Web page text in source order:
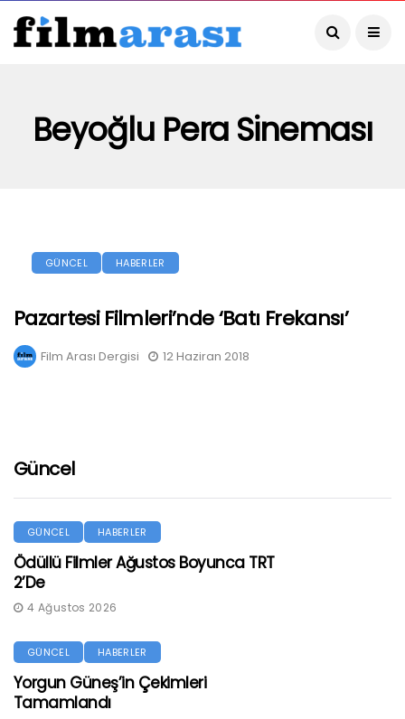
Beyoğlu Pera Sineması
GÜNCEL HABERLER
Pazartesi Filmleri’nde ‘Batı Frekansı’
Film Arası Dergisi 12 Haziran 2018
Güncel
GÜNCEL HABERLER
Ödüllü Filmler Ağustos Boyunca TRT
2’de
4 Ağustos 2026
GÜNCEL HABERLER
Yorgun Güneş’in Çekimleri
Tamamlandı